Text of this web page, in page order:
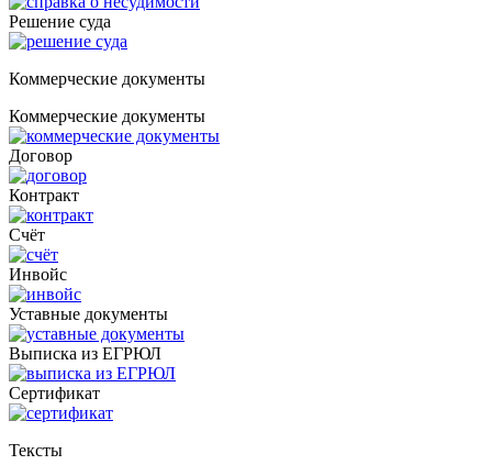
Решение суда
Коммерческие документы
Коммерческие документы
Договор
Контракт
Счёт
Инвойс
Уставные документы
Выписка из ЕГРЮЛ
Cертификат
Тексты